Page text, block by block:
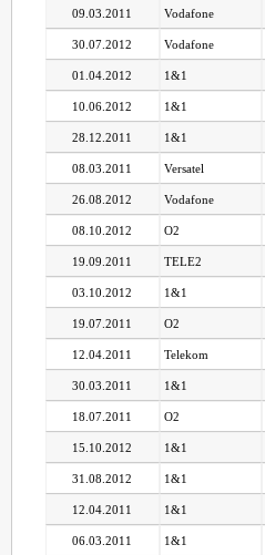
09.03.2011 Vodafone
30.07.2012 Vodafone
01.04.2012 1&1
10.06.2012 1&1
28.12.2011 1&1
08.03.2011 Versatel
26.08.2012 Vodafone
08.10.2012 O2
19.09.2011 TELE2
03.10.2012 1&1
19.07.2011 O2
12.04.2011 Telekom
30.03.2011 1&1
18.07.2011 O2
15.10.2012 1&1
31.08.2012 1&1
12.04.2011 1&1
06.03.2011 1&1